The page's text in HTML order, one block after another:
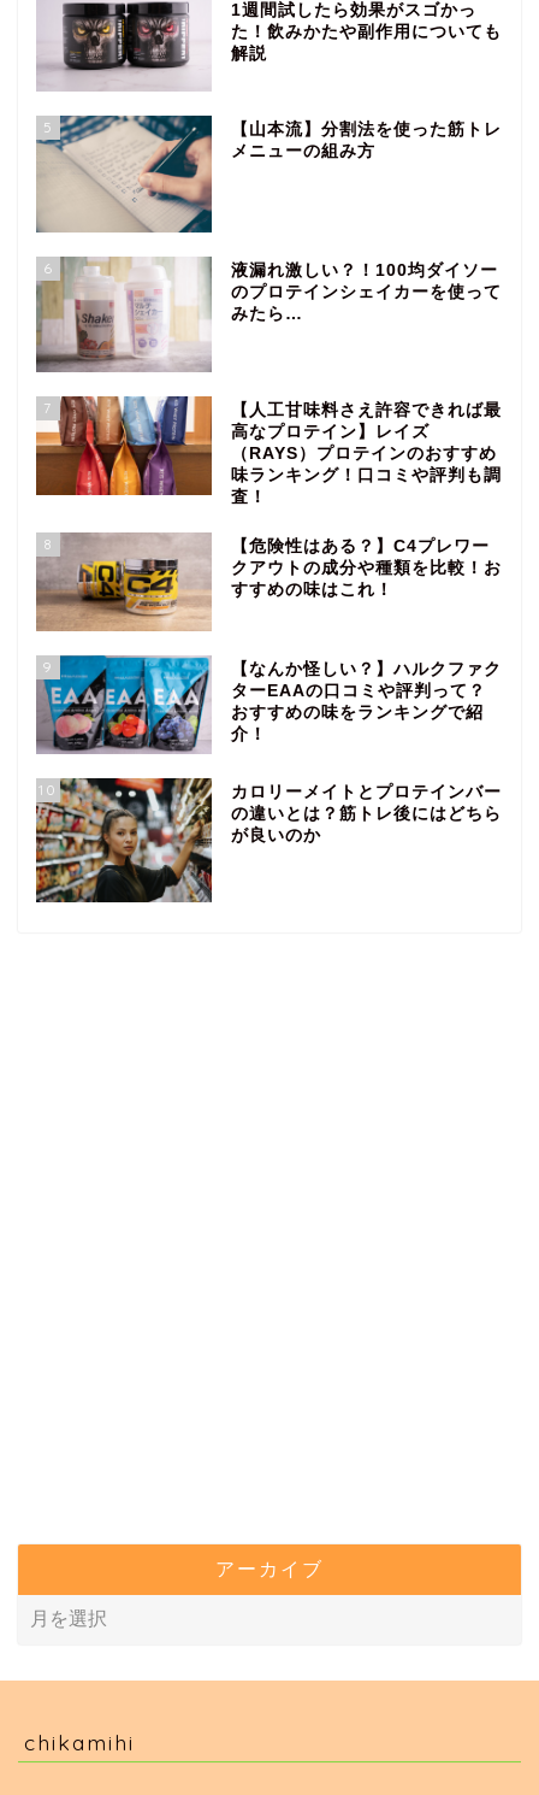
1週間試したら効果がスゴかっ
た！飲みかたや副作用についても
解説
5
【山本流】分割法を使った筋トレ
メニューの組み方
6
液漏れ激しい？！100均ダイソー
のプロテインシェイカーを使って
みたら…
7
【人工甘味料さえ許容できれば最
高なプロテイン】レイズ
（RAYS）プロテインのおすすめ
味ランキング！口コミや評判も調
査！
8
【危険性はある？】C4プレワー
クアウトの成分や種類を比較！お
すすめの味はこれ！
9
【なんか怪しい？】ハルクファク
ターEAAの口コミや評判って？
おすすめの味をランキングで紹
介！
10
カロリーメイトとプロテインバー
の違いとは？筋トレ後にはどちら
が良いのか
アーカイブ
chikamihi